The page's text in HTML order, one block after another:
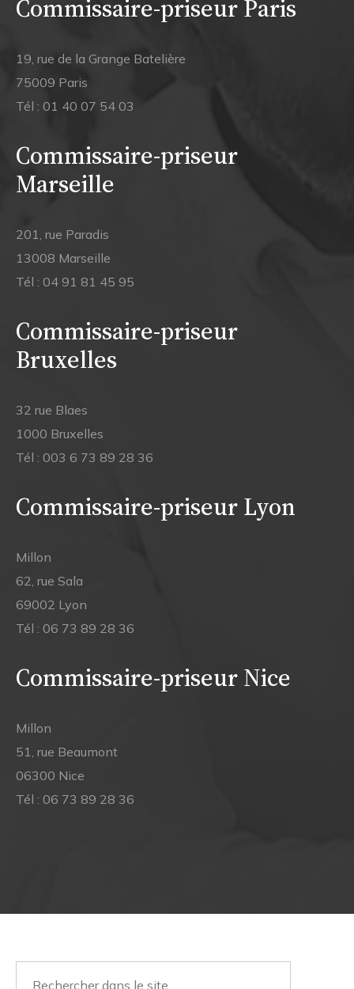
Commissaire-priseur Paris
19, rue de la Grange Batelière
75009 Paris
Tél : 01 40 07 54 03
Commissaire-priseur
Marseille
201, rue Paradis
13008 Marseille
Tél : 04 91 81 45 95
Commissaire-priseur
Bruxelles
32 rue Blaes
1000 Bruxelles
Tél : 003 6 73 89 28 36
Commissaire-priseur Lyon
Millon
62, rue Sala
69002 Lyon
Tél : 06 73 89 28 36
Commissaire-priseur Nice
Millon
51, rue Beaumont
06300 Nice
Tél : 06 73 89 28 36